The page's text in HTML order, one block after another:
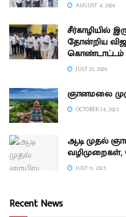
AUGUST 4, 2026
சீர்காழியில்
தோன்றிய
கொண்டாட்டம்
JULY 23, 2026
ஞானமலை
OCTOBER 24, 2025
ஆடி முதல்
வழிமுறைகள்,
JULY 11, 2025
Recent News